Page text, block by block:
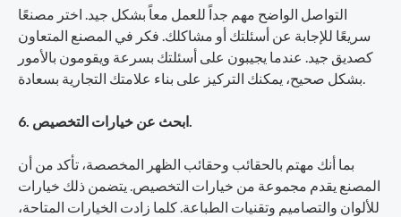
التواصل الواضح مهم جداً للعمل معاً بشكل جيد. اختر مصنعًا
سريعًا للإجابة عن أسئلتك أو مشاكلك. فكر في المصنع المتعاون
كصديق جيد. عندما يجيبون على أسئلتك بسرعة ويقومون بالأمور
بشكل صحيح، يمكنك التركيز على بناء علامتك التجارية بسعادة.
6. ابحث عن خيارات التخصيص.
بما أنك مهتم بالحقائب وحقائب الظهر المخصصة، تأكد من أن
المصنع يقدم مجموعة من خيارات التخصيص. يتضمن ذلك خيارات
للألوان والتصاميم وتقنيات الطباعة. كلما زادت الخيارات المتاحة،